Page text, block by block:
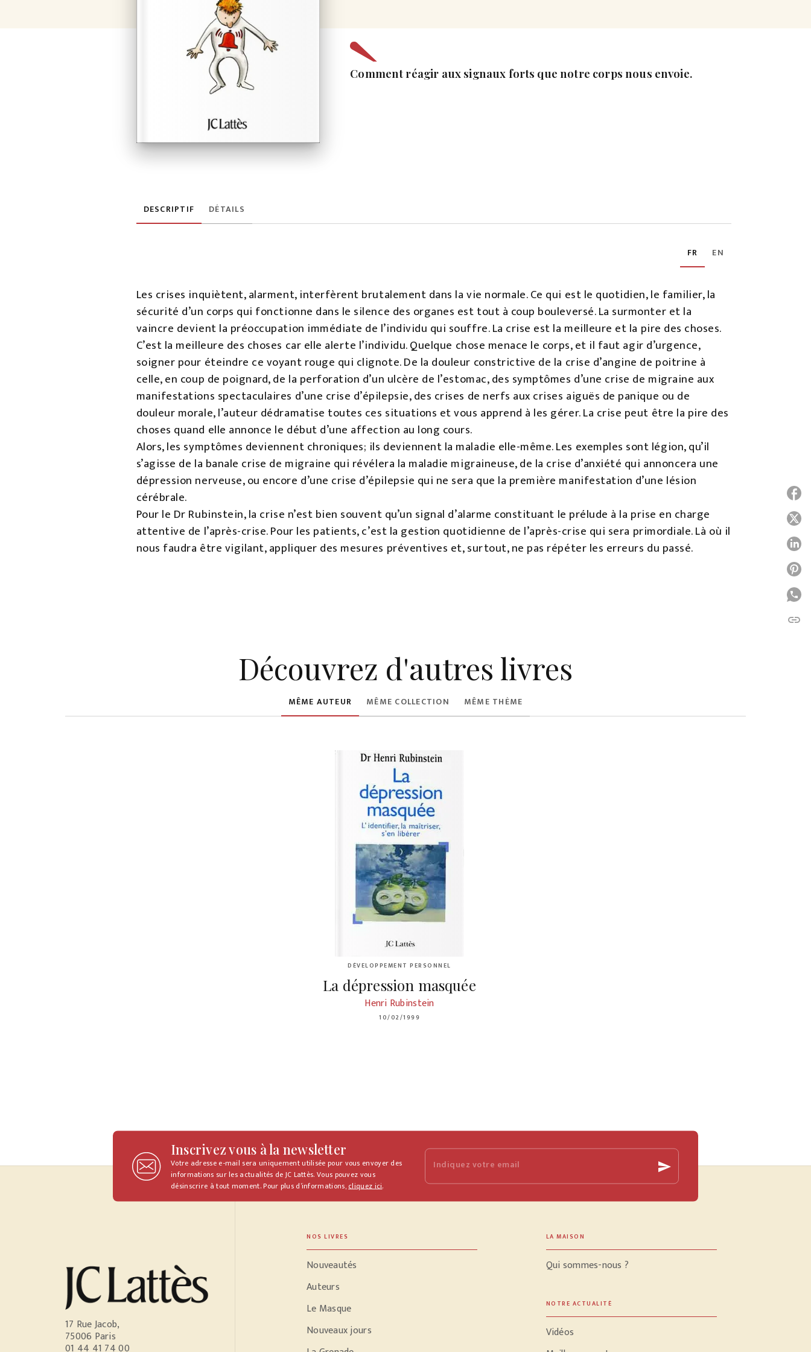
Comment réagir aux signaux forts que notre corps nous envoie.
DESCRIPTIF DÉTAILS
FR EN
Les crises inquiètent, alarment, interfèrent brutalement dans la vie normale. Ce qui est le quotidien, le familier, la
sécurité d’un corps qui fonctionne dans le silence des organes est tout à coup bouleversé. La surmonter et la
vaincre devient la préoccupation immédiate de l’individu qui souffre. La crise est la meilleure et la pire des choses.
C’est la meilleure des choses car elle alerte l’individu. Quelque chose menace le corps, et il faut agir d’urgence,
soigner pour éteindre ce voyant rouge qui clignote. De la douleur constrictive de la crise d’angine de poitrine à
celle, en coup de poignard, de la perforation d’un ulcère de l’estomac, des symptômes d’une crise de migraine aux
manifestations spectaculaires d’une crise d’épilepsie, des crises de nerfs aux crises aiguës de panique ou de
douleur morale, l’auteur dédramatise toutes ces situations et vous apprend à les gérer. La crise peut être la pire des
choses quand elle annonce le début d’une affection au long cours.
Alors, les symptômes deviennent chroniques; ils deviennent la maladie elle-même. Les exemples sont légion, qu’il
s’agisse de la banale crise de migraine qui révélera la maladie migraineuse, de la crise d’anxiété qui annoncera une
dépression nerveuse, ou encore d’une crise d’épilepsie qui ne sera que la première manifestation d’une lésion
cérébrale.
Pour le Dr Rubinstein, la crise n’est bien souvent qu’un signal d’alarme constituant le prélude à la prise en charge
attentive de l’après-crise. Pour les patients, c’est la gestion quotidienne de l’après-crise qui sera primordiale. Là où il
nous faudra être vigilant, appliquer des mesures préventives et, surtout, ne pas répéter les erreurs du passé.
Découvrez d'autres livres
MÊME AUTEUR MÊME COLLECTION MÊME THÈME
DÉVELOPPEMENT PERSONNEL
La dépression masquée
Henri Rubinstein
10/02/1999
link
Inscrivez vous à la newsletter
Votre adresse e-mail sera uniquement utilisée pour vous envoyer des
informations sur les actualités de JC Lattès. Vous pouvez vous
désinscrire à tout moment. Pour plus d’informations,cliquez ici.
Indiquez votre email send
17 Rue Jacob,
75006 Paris
01 44 41 74 00
NOS LIVRES
Nouveautés
Auteurs
Le Masque
Nouveaux jours
LA MAISON
Qui sommes-nous ?
NOTRE ACTUALITÉ
Vidéos